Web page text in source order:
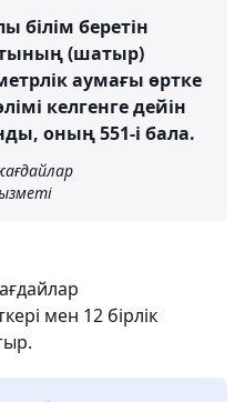
білім беретін
(шатыр)
аумағы өртке
келгенге дейін
оның 551-і бала.
мен 12 бірлік